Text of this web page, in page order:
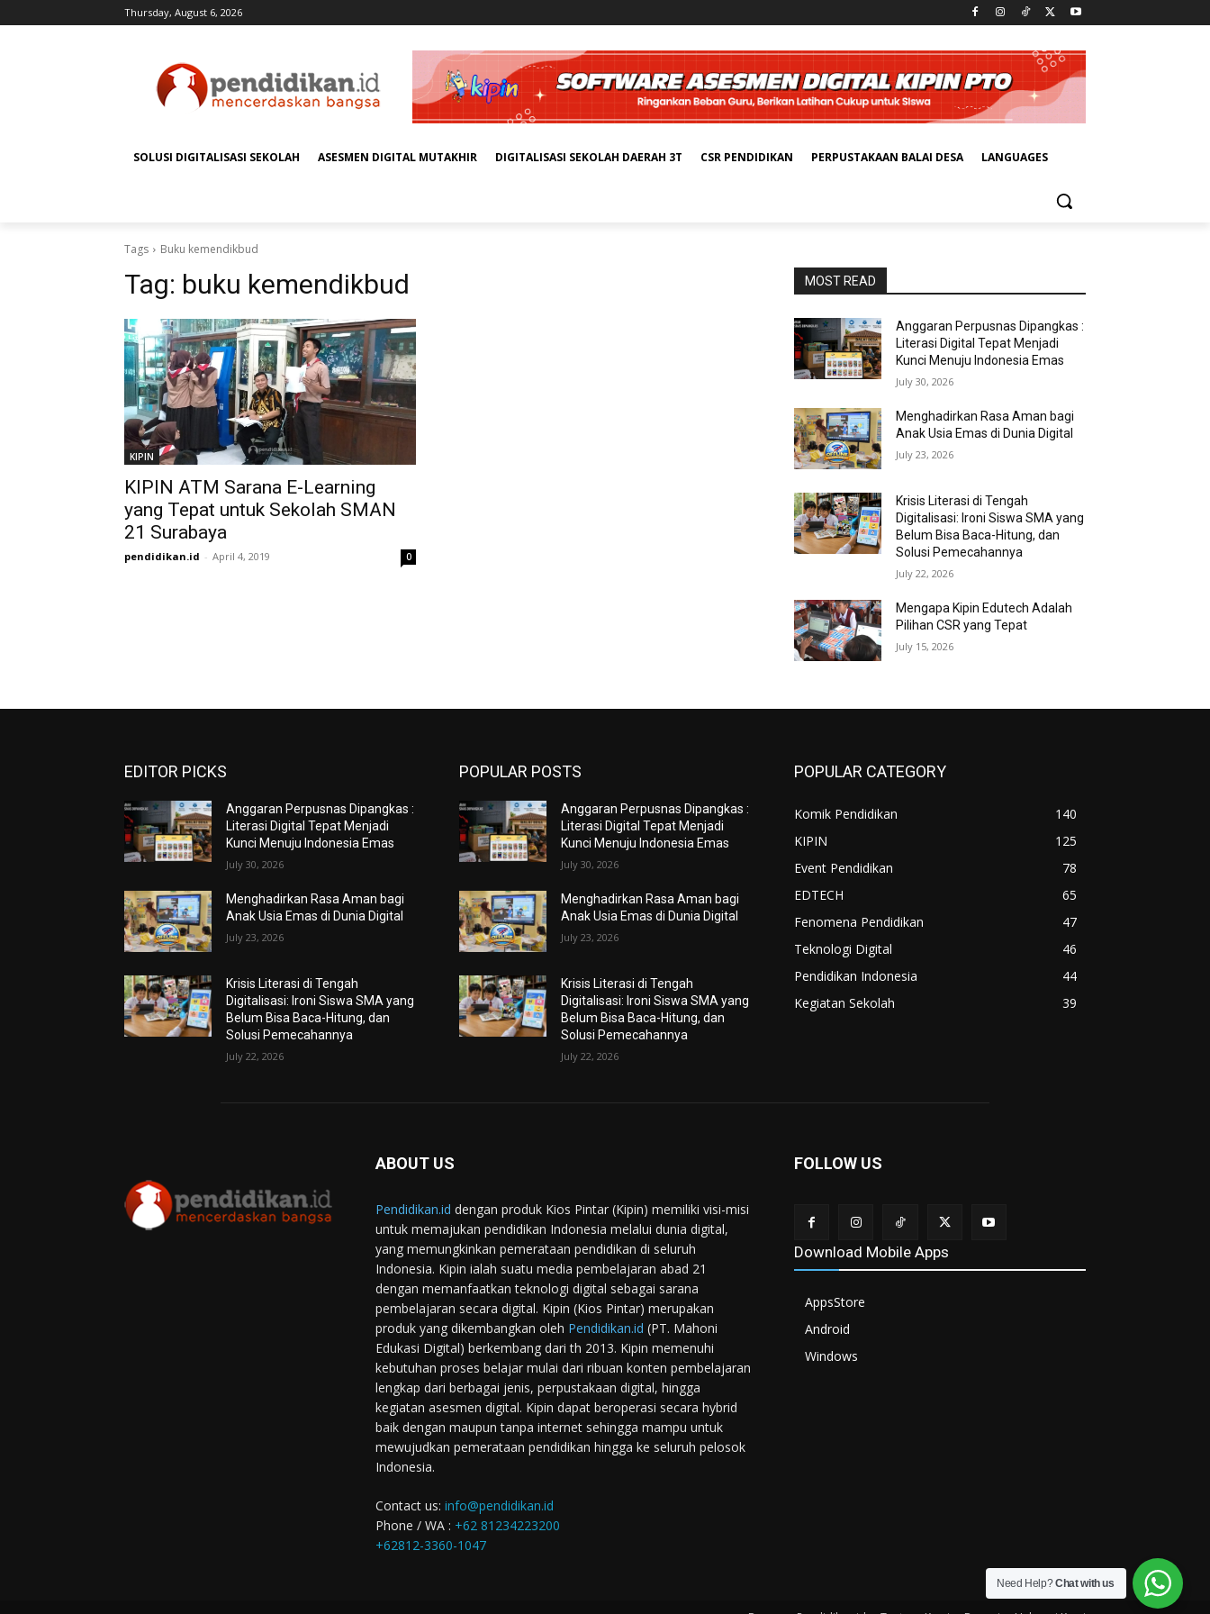
Thursday, August 6, 2026
SOLUSI DIGITALISASI SEKOLAH ASESMEN DIGITAL MUTAKHIR DIGITALISASI SEKOLAH DAERAH 3T CSR PENDIDIKAN PERPUSTAKAAN BALAI DESA LANGUAGES
Tags Buku kemendikbud
Tag: buku kemendikbud
KIPIN
KIPIN ATM Sarana E-Learning
yang Tepat untuk Sekolah SMAN
21 Surabaya
pendidikan.id - April 4, 2019 0
MOST READ
Anggaran Perpusnas Dipangkas :
Literasi Digital Tepat Menjadi
Kunci Menuju Indonesia Emas
July 30, 2026
Menghadirkan Rasa Aman bagi
Anak Usia Emas di Dunia Digital
July 23, 2026
Krisis Literasi di Tengah
Digitalisasi: Ironi Siswa SMA yang
Belum Bisa Baca-Hitung, dan
Solusi Pemecahannya
July 22, 2026
Mengapa Kipin Edutech Adalah
Pilihan CSR yang Tepat
July 15, 2026
EDITOR PICKS
Anggaran Perpusnas Dipangkas :
Literasi Digital Tepat Menjadi
Kunci Menuju Indonesia Emas
July 30, 2026
Menghadirkan Rasa Aman bagi
Anak Usia Emas di Dunia Digital
July 23, 2026
Krisis Literasi di Tengah
Digitalisasi: Ironi Siswa SMA yang
Belum Bisa Baca-Hitung, dan
Solusi Pemecahannya
July 22, 2026
POPULAR POSTS
Anggaran Perpusnas Dipangkas :
Literasi Digital Tepat Menjadi
Kunci Menuju Indonesia Emas
July 30, 2026
Menghadirkan Rasa Aman bagi
Anak Usia Emas di Dunia Digital
July 23, 2026
Krisis Literasi di Tengah
Digitalisasi: Ironi Siswa SMA yang
Belum Bisa Baca-Hitung, dan
Solusi Pemecahannya
July 22, 2026
POPULAR CATEGORY
Komik Pendidikan
140
KIPIN
125
Event Pendidikan
78
EDTECH
65
Fenomena Pendidikan
47
Teknologi Digital
46
Pendidikan Indonesia
44
Kegiatan Sekolah
39
ABOUT US
Pendidikan.id dengan produk Kios Pintar (Kipin) memiliki visi-misi
untuk memajukan pendidikan Indonesia melalui dunia digital,
yang memungkinkan pemerataan pendidikan di seluruh
Indonesia. Kipin ialah suatu media pembelajaran abad 21
dengan memanfaatkan teknologi digital sebagai sarana
pembelajaran secara digital. Kipin (Kios Pintar) merupakan
produk yang dikembangkan oleh Pendidikan.id (PT. Mahoni
Edukasi Digital) berkembang dari th 2013. Kipin memenuhi
kebutuhan proses belajar mulai dari ribuan konten pembelajaran
lengkap dari berbagai jenis, perpustakaan digital, hingga
kegiatan asesmen digital. Kipin dapat beroperasi secara hybrid
baik dengan maupun tanpa internet sehingga mampu untuk
mewujudkan pemerataan pendidikan hingga ke seluruh pelosok
Indonesia.
Contact us: info@pendidikan.id
Phone / WA : +62 81234223200
+62812-3360-1047
FOLLOW US
Download Mobile Apps
AppsStore
Android
Windows
Need Help?Chat with us